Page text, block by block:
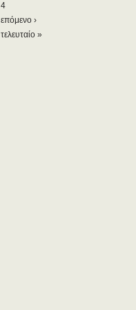
4
επόμενο ›
τελευταίο »